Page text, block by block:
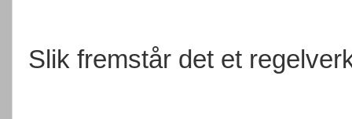
Slik fremstår det et